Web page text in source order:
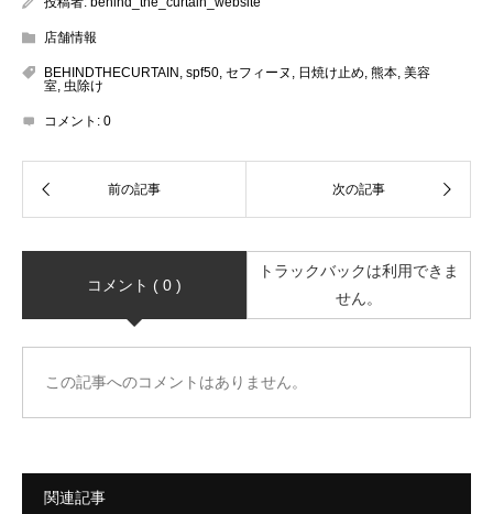
店舗情報
BEHINDTHECURTAIN , spf50, セフィーヌ , 日焼け止め, 熊本, 美容
室, 虫除け
コメント: 0
コメント ( 0 )
トラックバックは利用できま
せん。
この記事へのコメントはありません。
関連記事